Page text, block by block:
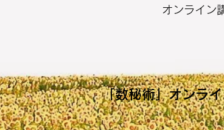
オンライン
「数秘術」オンラ